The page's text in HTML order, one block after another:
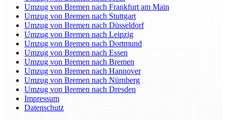
Umzug von Bremen nach Frankfurt am Main
Umzug von Bremen nach Stuttgart
Umzug von Bremen nach Düsseldorf
Umzug von Bremen nach Leipzig
Umzug von Bremen nach Dortmund
Umzug von Bremen nach Essen
Umzug von Bremen nach Bremen
Umzug von Bremen nach Hannover
Umzug von Bremen nach Nürnberg
Umzug von Bremen nach Dresden
Impressum
Datenschutz